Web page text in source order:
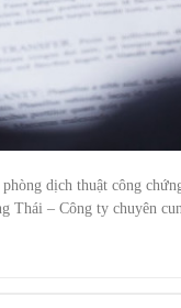
dịch thuật công
Thái – Công ty chuyên